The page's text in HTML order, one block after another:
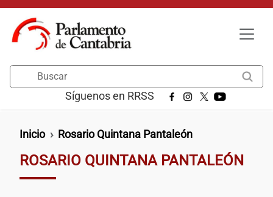
Pasar al contenido principal
Síguenos en RRSS
Ruta de navegación
Inicio Rosario Quintana Pantaleón
ROSARIO QUINTANA PANTALEÓN